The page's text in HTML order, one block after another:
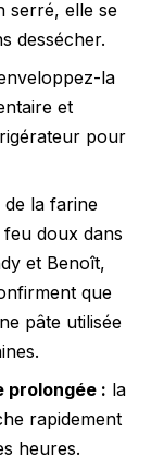
serré, elle se
dessécher.
la
et
pour
de la farine
doux dans
et Benoît,
que
pâte utilisée
prolongée : la
rapidement
heures.